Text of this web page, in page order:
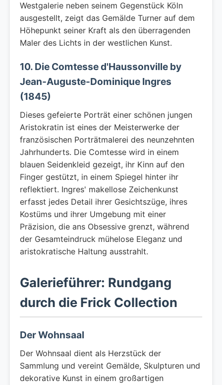
Westgalerie neben seinem Gegenstück Köln
ausgestellt, zeigt das Gemälde Turner auf dem
Höhepunkt seiner Kraft als den überragenden
Maler des Lichts in der westlichen Kunst.
10. Die Comtesse d'Haussonville by
Jean-Auguste-Dominique Ingres
(1845)
Dieses gefeierte Porträt einer schönen jungen
Aristokratin ist eines der Meisterwerke der
französischen Porträtmalerei des neunzehnten
Jahrhunderts. Die Comtesse wird in einem
blauen Seidenkleid gezeigt, ihr Kinn auf den
Finger gestützt, in einem Spiegel hinter ihr
reflektiert. Ingres' makellose Zeichenkunst
erfasst jedes Detail ihrer Gesichtszüge, ihres
Kostüms und ihrer Umgebung mit einer
Präzision, die ans Obsessive grenzt, während
der Gesamteindruck mühelose Eleganz und
aristokratische Haltung ausstrahlt.
Galerieführer: Rundgang
durch die Frick Collection
Der Wohnsaal
Der Wohnsaal dient als Herzstück der
Sammlung und vereint Gemälde, Skulpturen und
dekorative Kunst in einem großartigen